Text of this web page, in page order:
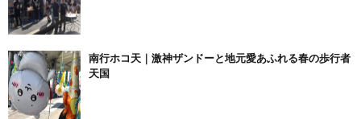
南行ホコ天｜激神ザンドーと地元愛あふれる春の歩行者
天国